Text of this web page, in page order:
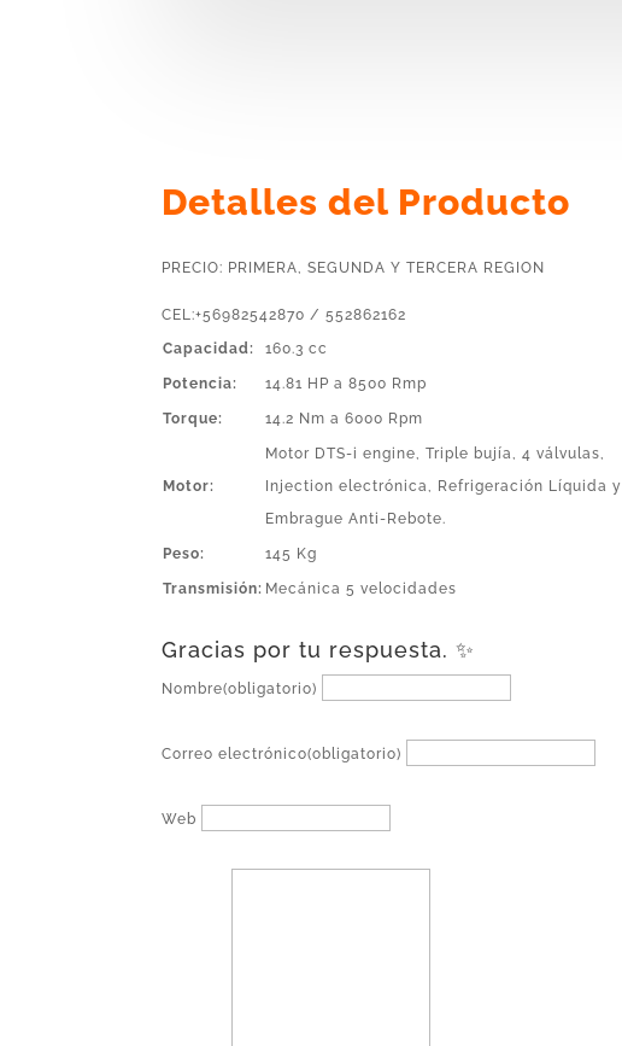
Detalles del Producto
PRECIO: PRIMERA, SEGUNDA Y TERCERA REGION
CEL:+56982542870 / 552862162
Capacidad:
160.3 cc
Potencia: 14.81 HP a 8500 Rmp
Torque: 14.2 Nm a 6000 Rpm
Motor:
Motor DTS-i engine, Triple bujía, 4 válvulas,
Injection electrónica, Refrigeración Líquida y
Embrague Anti-Rebote.
Peso: 145 Kg
Transmisión: Mecánica 5 velocidades
Gracias por tu respuesta. ✨
Nombre(obligatorio)
Correo electrónico(obligatorio)
Web